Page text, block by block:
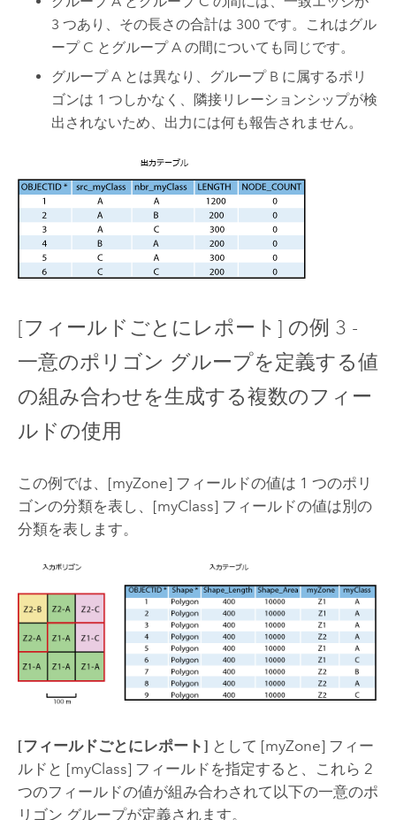
3 つあり、その長さの合計は 300 です。これはグル
ープ C とグループ A の間についても同じです。
グループ A とは異なり、グループ B に属するポリ
ゴンは 1 つしかなく、隣接リレーションシップが検
出されないため、出力には何も報告されません。
[フィールドごとにレポート] の例 3 -
一意のポリゴン グループを定義する値
の組み合わせを生成する複数のフィー
ルドの使用
この例では、[myZone] フィールドの値は 1 つのポリ
ゴンの分類を表し、[myClass] フィールドの値は別の
分類を表します。
[フィールドごとにレポート] として [myZone] フィー
ルドと [myClass] フィールドを指定すると、これら 2
つのフィールドの値が組み合わされて以下の一意のポ
リゴン グループが定義されます。